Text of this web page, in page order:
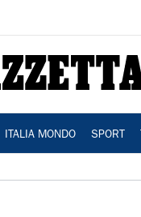
ITALIA MONDO SPORT